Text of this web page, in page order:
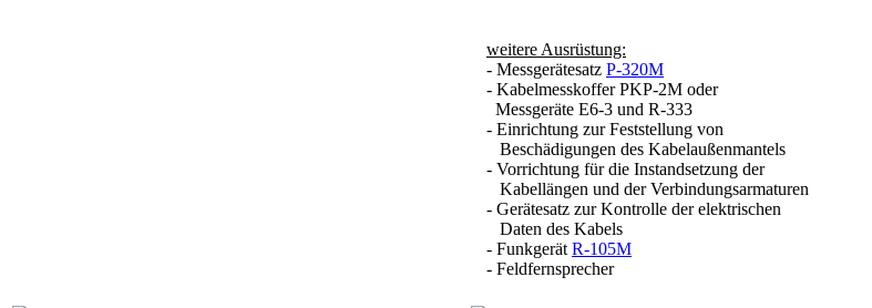
weitere Ausrüstung:
- Messgerätesatz P-320M
- Kabelmesskoffer PKP-2M oder
Messgeräte E6-3 und R-333
- Einrichtung zur Feststellung von
Beschädigungen des Kabelaußenmantels
- Vorrichtung für die Instandsetzung der
Kabellängen und der Verbindungsarmaturen
- Gerätesatz zur Kontrolle der elektrischen
Daten des Kabels
- Funkgerät R-105M
- Feldfernsprecher